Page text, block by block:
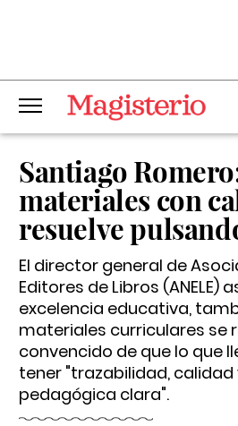
Santiago
materiales con
resuelve
El director general de
Editores de Libros (ANELE)
excelencia educativa,
materiales curriculares se
convencido de que lo que
tener "trazabilidad, calidad
pedagógica clara".